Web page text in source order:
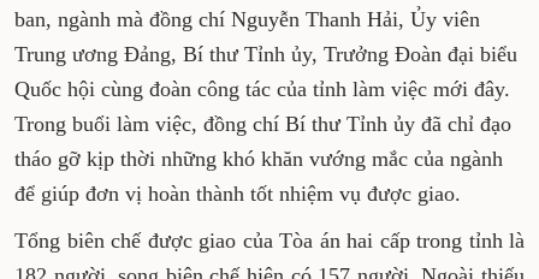
21/27 sở, ban, ngành mà đồng chí Nguyễn
Thanh Hải, Ủy viên Trung ương Đảng, Bí thư
Tỉnh ủy, Trưởng Đoàn đại biểu Quốc hội cùng
đoàn công tác của tỉnh làm việc mới đây. Trong
buổi làm việc, đồng chí Bí thư Tỉnh ủy đã chỉ
đạo tháo gỡ kịp thời những khó khăn vướng
mắc của ngành để giúp đơn vị hoàn thành tốt
nhiệm vụ được giao.